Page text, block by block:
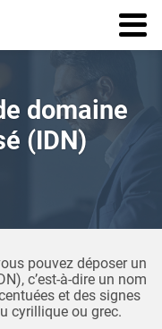
domaine
(IDN)
pouvez déposer un
c’est-à-dire un nom
et des signes
cyrillique ou grec.